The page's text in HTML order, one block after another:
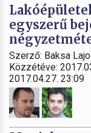
egyszerű
Szerző: Baksa
Közzétéve:
2017.04.27. 23:09